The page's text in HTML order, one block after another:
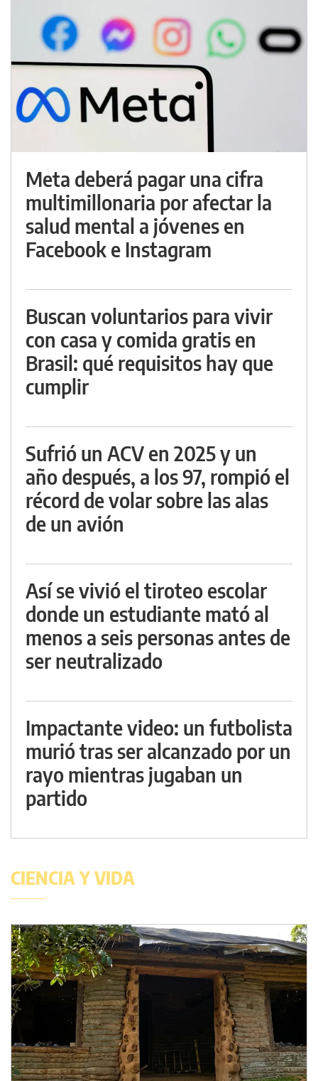
Meta deberá pagar una cifra
multimillonaria por afectar la
salud mental a jóvenes en
Facebook e Instagram
Buscan voluntarios para vivir
con casa y comida gratis en
Brasil: qué requisitos hay que
cumplir
Sufrió un ACV en 2025 y un
año después, a los 97, rompió el
récord de volar sobre las alas
de un avión
Así se vivió el tiroteo escolar
donde un estudiante mató al
menos a seis personas antes de
ser neutralizado
Impactante video: un futbolista
murió tras ser alcanzado por un
rayo mientras jugaban un
partido
CIENCIA Y VIDA